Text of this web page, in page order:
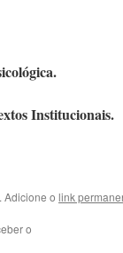
Institucionais.
. Adicione o link
o